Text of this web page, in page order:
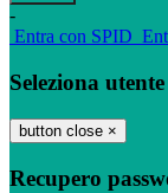
-
Entra con SPID
Seleziona utente
button close ×
Recupero